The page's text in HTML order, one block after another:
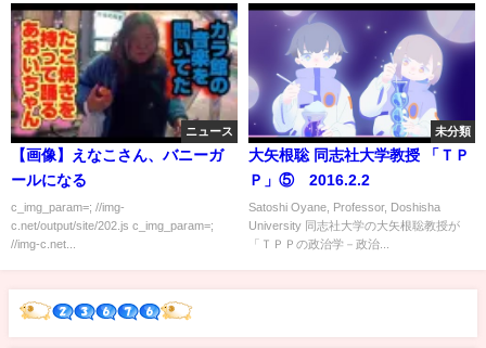
上】
ニュース
【画像】えなこさん、バニーガ
ールになる
c_img_param=; //img-
c.net/output/site/202.js c_img_param=;
//img-c.net...
未分類
大矢根聡 同志社大学教授 「ＴＰ
Ｐ」⑤ 2016.2.2
Satoshi Oyane, Professor, Doshisha
University 同志社大学の大矢根聡教授が
「ＴＰＰの政治学－政治...